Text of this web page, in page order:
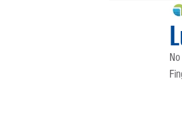
Atualidades
Comunicação